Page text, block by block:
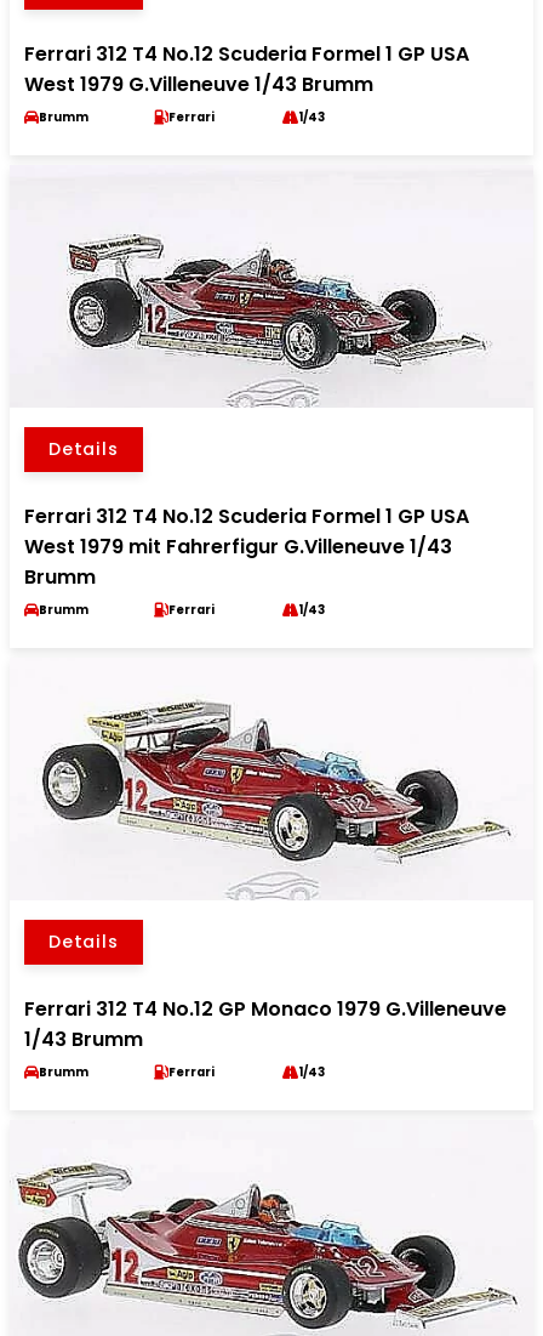
Ferrari 312 T4 No.12 Scuderia Formel 1 GP USA
West 1979 G.Villeneuve 1/43 Brumm
Brumm Ferrari 1/43
Details
Ferrari 312 T4 No.12 Scuderia Formel 1 GP USA
West 1979 mit Fahrerfigur G.Villeneuve 1/43
Brumm
Brumm Ferrari 1/43
Details
Ferrari 312 T4 No.12 GP Monaco 1979 G.Villeneuve
1/43 Brumm
Brumm Ferrari 1/43